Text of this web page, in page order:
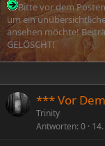
Bitte vor dem Posten
um ein
ansehen möchte!
GELÖSCHT!
*** Vor
Trinity
Antworten 0